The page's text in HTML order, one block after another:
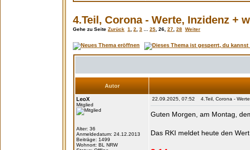
4.Teil, Corona - Werte, Inzidenz +
Gehe zu Seite Zurück 1 2 3 25 26 27 28 Weiter
Autor
LeoX
Mitglied
Alter: 36
Anmeldedatum: 24.12.2013
Beiträge: 1499
Wohnort: BL NRW
22.09.2025, 07:52 4.Teil, Corona -
Guten Morgen, am Montag,
Das RKI meldet heute den